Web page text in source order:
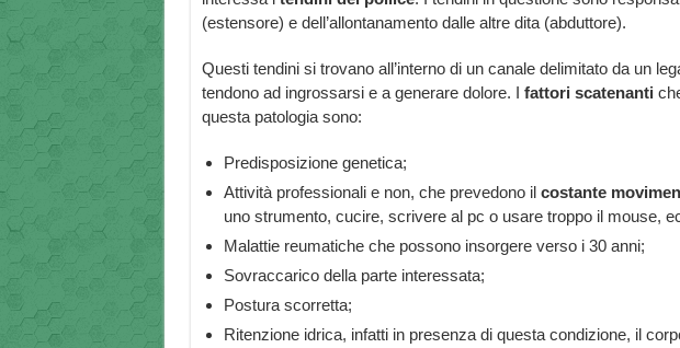
(estensore) e dell’allontanamento dalle altre dita (abduttore).
Questi tendini si trovano all’interno di un canale delimitato da un
tendono ad ingrossarsi e a generare dolore. I fattori scatenanti
questa patologia sono:
Predisposizione genetica;
Attività professionali e non, che prevedono il costante
uno strumento, cucire, scrivere al pc o usare troppo il mouse,
Malattie reumatiche che possono insorgere verso i 30 anni;
Sovraccarico della parte interessata;
Postura scorretta;
Ritenzione idrica, infatti in presenza di questa condizione, il